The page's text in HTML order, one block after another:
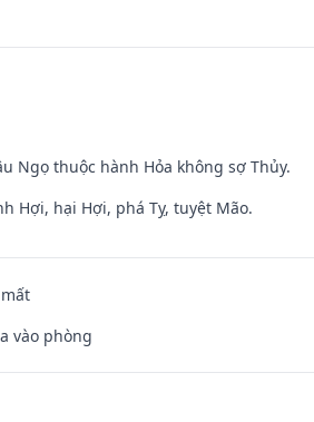
Ngọ thuộc hành Hỏa không sợ Thủy.
Hợi, hại Hợi, phá Tỵ, tuyệt Mão.
vào phòng